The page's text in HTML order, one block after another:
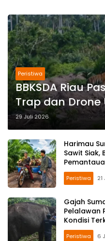
Peristiwa
BBKSDA Riau
Trap dan
Sumatera
Inhil
29 Juli 2026
Harimau
Sawit Siak,
Peristiwa
Gajah
Pelalawan
Kondisi
Peristiwa 6